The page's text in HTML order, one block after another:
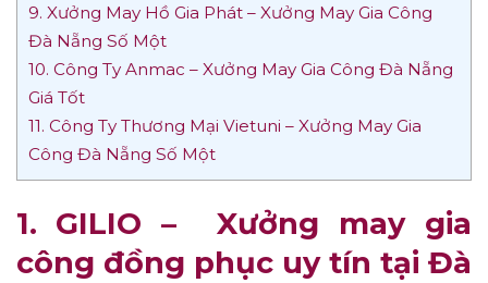
9. Xưởng May Hồ Gia Phát – Xưởng May Gia Công
Đà Nẵng Số Một
10. Công Ty Anmac – Xưởng May Gia Công Đà Nẵng
Giá Tốt
11. Công Ty Thương Mại Vietuni – Xưởng May Gia
Công Đà Nẵng Số Một
1. GILIO – Xưởng may gia
công đồng phục uy tín tại Đà